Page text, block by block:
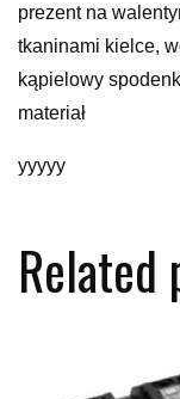
prezent na
tkaninami kielce,
kąpielowy
materiał
yyyyy
Related